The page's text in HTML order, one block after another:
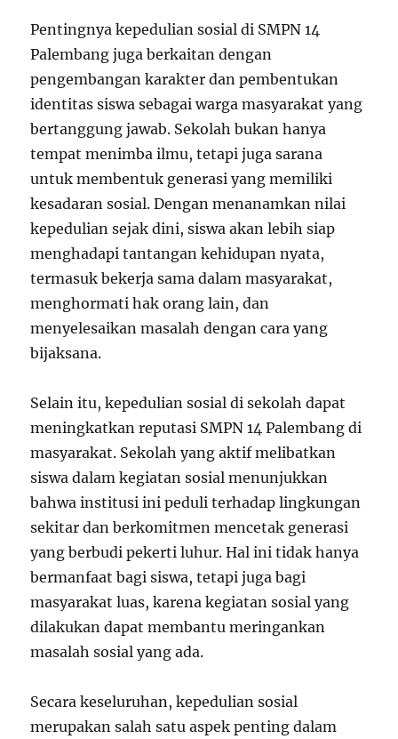
Pentingnya kepedulian sosial di SMPN 14
Palembang juga berkaitan dengan
pengembangan karakter dan pembentukan
identitas siswa sebagai warga masyarakat yang
bertanggung jawab. Sekolah bukan hanya
tempat menimba ilmu, tetapi juga sarana
untuk membentuk generasi yang memiliki
kesadaran sosial. Dengan menanamkan nilai
kepedulian sejak dini, siswa akan lebih siap
menghadapi tantangan kehidupan nyata,
termasuk bekerja sama dalam masyarakat,
menghormati hak orang lain, dan
menyelesaikan masalah dengan cara yang
bijaksana.
Selain itu, kepedulian sosial di sekolah dapat
meningkatkan reputasi SMPN 14 Palembang di
masyarakat. Sekolah yang aktif melibatkan
siswa dalam kegiatan sosial menunjukkan
bahwa institusi ini peduli terhadap lingkungan
sekitar dan berkomitmen mencetak generasi
yang berbudi pekerti luhur. Hal ini tidak hanya
bermanfaat bagi siswa, tetapi juga bagi
masyarakat luas, karena kegiatan sosial yang
dilakukan dapat membantu meringankan
masalah sosial yang ada.
Secara keseluruhan, kepedulian sosial
merupakan salah satu aspek penting dalam